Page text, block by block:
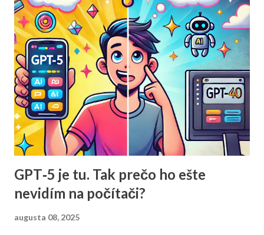
GPT‑5 je tu. Tak prečo ho ešte
nevidím na počítači?
augusta 08, 2025